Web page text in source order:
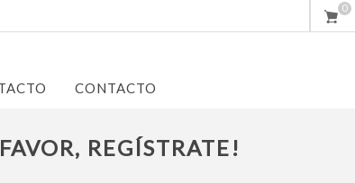
0
CONTACTO
REGÍSTRATE!